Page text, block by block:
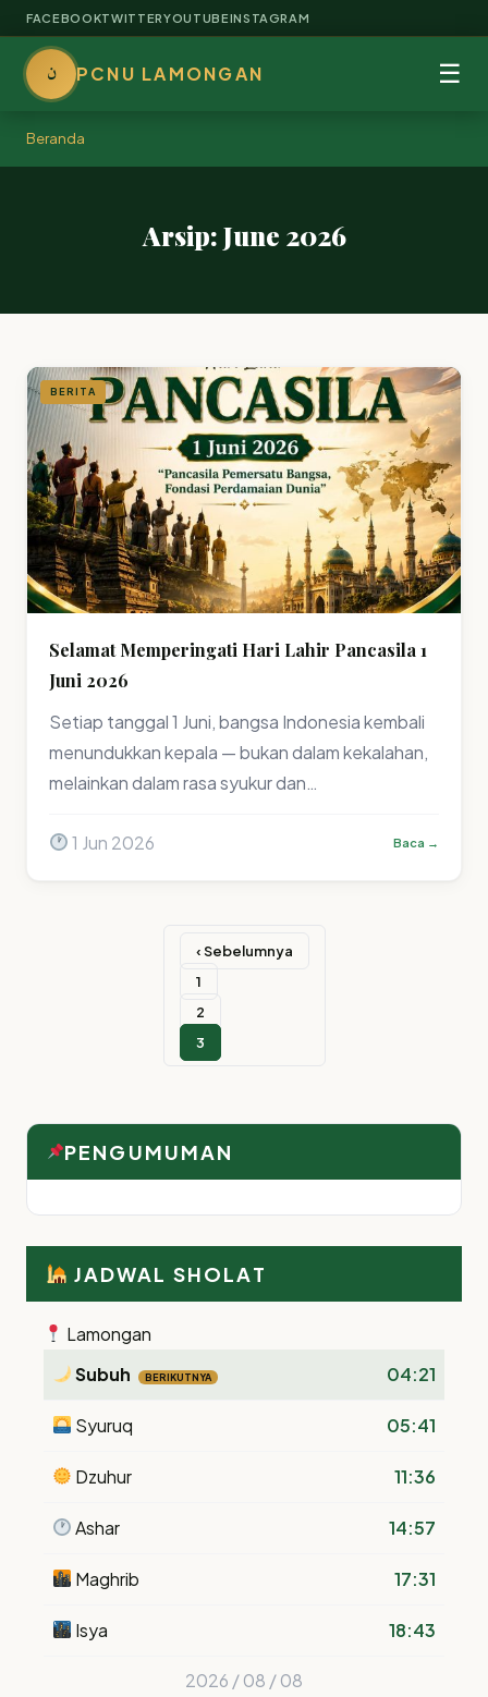
FACEBOOKTWITTERYOUTUBEINSTAGRAM
ن PCNU LAMONGAN ☰
Beranda
Arsip: June 2026
BERITA
Selamat Memperingati Hari Lahir Pancasila 1
Juni 2026
Setiap tanggal 1 Juni, bangsa Indonesia kembali
menundukkan kepala — bukan dalam kekalahan,
melainkan dalam rasa syukur dan…
1 Jun 2026 Baca →
‹ Sebelumnya
1
2
3
PENGUMUMAN
JADWAL SHOLAT
Lamongan
Subuh
BERIKUTNYA 04:21
Syuruq 05:41
Dzuhur 11:36
Ashar 14:57
Maghrib 17:31
Isya 18:43
2026 / 08 / 08